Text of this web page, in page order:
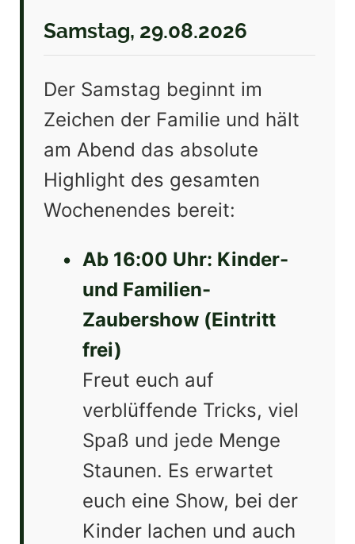
Samstag, 29.08.2026
Der Samstag beginnt im
Zeichen der Familie und hält
am Abend das absolute
Highlight des gesamten
Wochenendes bereit:
• Ab 16:00 Uhr: Kinder-
und Familien-
Zaubershow (Eintritt
frei)
Freut euch auf
verblüffende Tricks, viel
Spaß und jede Menge
Staunen. Es erwartet
euch eine Show, bei der
Kinder lachen und auch